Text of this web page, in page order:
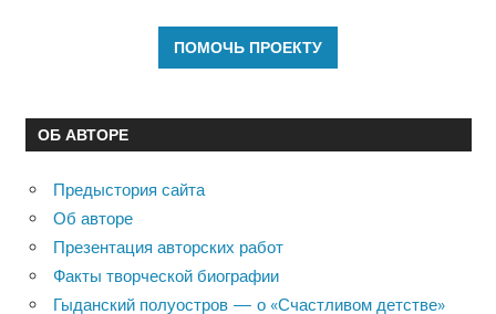
ОБ АВТОРЕ
Предыстория сайта
Об авторе
Презентация авторских работ
Факты творческой биографии
Гыданский полуостров — о «Счастливом детстве»